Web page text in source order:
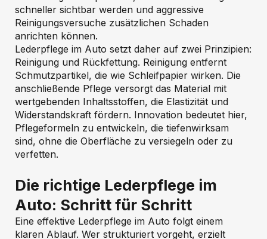
schneller sichtbar werden und aggressive
Reinigungsversuche zusätzlichen Schaden
anrichten können.
Lederpflege im Auto setzt daher auf zwei Prinzipien:
Reinigung und Rückfettung. Reinigung entfernt
Schmutzpartikel, die wie Schleifpapier wirken. Die
anschließende Pflege versorgt das Material mit
wertgebenden Inhaltsstoffen, die Elastizität und
Widerstandskraft fördern. Innovation bedeutet hier,
Pflegeformeln zu entwickeln, die tiefenwirksam
sind, ohne die Oberfläche zu versiegeln oder zu
verfetten.
Die richtige Lederpflege im
Auto: Schritt für Schritt
Eine effektive Lederpflege im Auto folgt einem
klaren Ablauf. Wer strukturiert vorgeht, erzielt